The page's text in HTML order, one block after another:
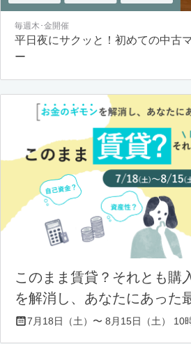
毎週木･金開催
平日夜にサクッと！初めての中古
ー
このまま賃貸？それとも購
を解消し、あなたにあった
7月18日（土）〜 8月15日（土） 10